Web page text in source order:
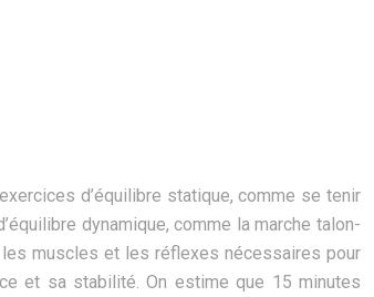
d’équilibre statique, comme se tenir
dynamique, comme la marche talon-
muscles et les réflexes nécessaires pour
et sa stabilité. On estime que 15 minutes